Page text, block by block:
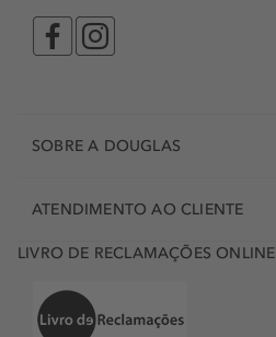
SOBRE A DOUGLAS
ATENDIMENTO AO CLIENTE
LIVRO DE RECLAMAÇÕES ONLINE